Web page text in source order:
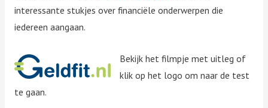
interessante stukjes over financiële onderwerpen die
iedereen aangaan.
Bekijk het filmpje met uitleg of
klik op het logo om naar de test
te gaan.